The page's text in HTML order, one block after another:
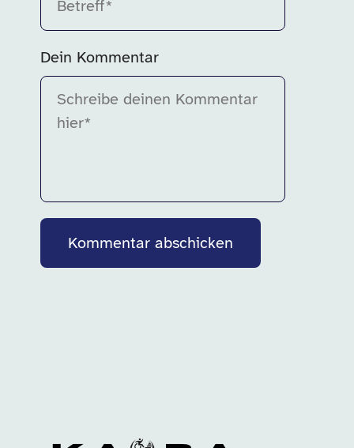
Dein Kommentar
Kommentar abschicken